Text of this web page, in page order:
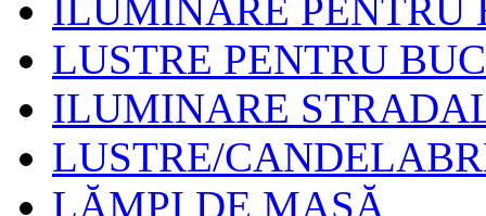
ILUMINARE PENTRU
LUSTRE PENTRU
ILUMINARE
LUSTRE/
LĂMPI DE MASĂ